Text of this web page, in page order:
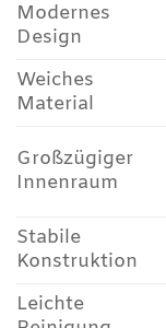
Modernes
Design
Weiches
Material
Großzügiger
Innenraum
Stabile
Konstruktion
Leichte